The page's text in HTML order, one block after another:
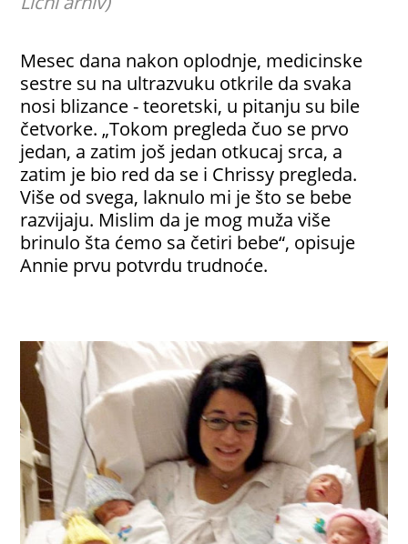
Mesec dana nakon oplodnje, medicinske
sestre su na ultrazvuku otkrile da svaka
nosi blizance - teoretski, u pitanju su bile
četvorke. „Tokom pregleda čuo se prvo
jedan, a zatim još jedan otkucaj srca, a
zatim je bio red da se i Chrissy pregleda.
Više od svega, laknulo mi je što se bebe
razvijaju. Mislim da je mog muža više
brinulo šta ćemo sa četiri bebe“, opisuje
Annie prvu potvrdu trudnoće.